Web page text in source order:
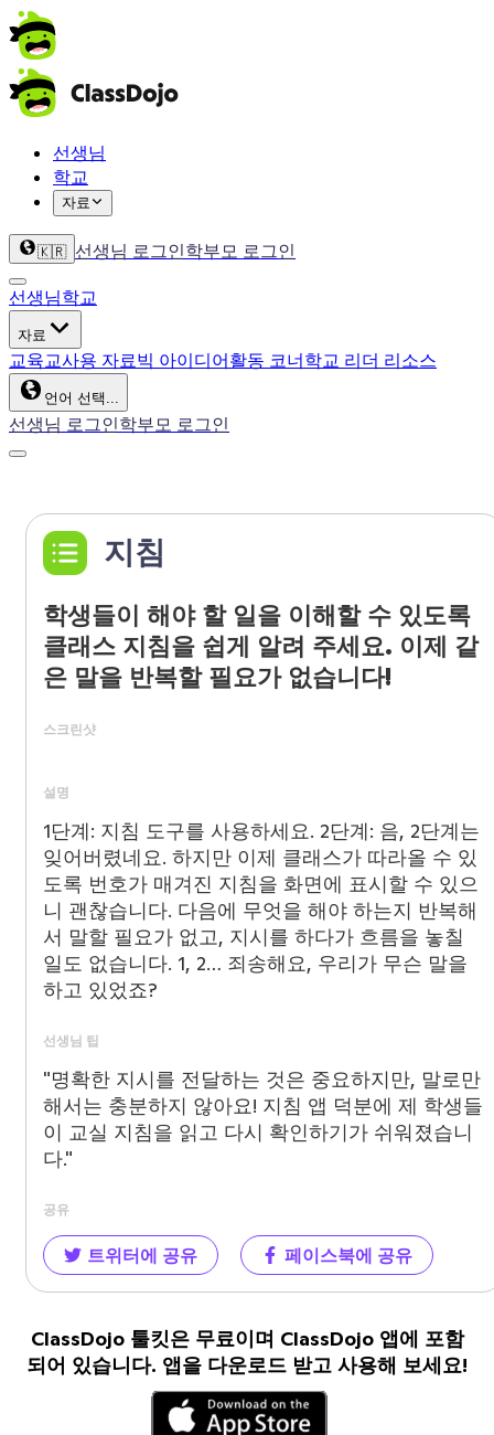
선생님
학교
자료
🇰🇷 선생님 로그인학부모 로그인
선생님학교
자료
교육교사용 자료빅 아이디어활동 코너학교 리더 리소스
언어 선택...
선생님 로그인학부모 로그인
지침
학생들이 해야 할 일을 이해할 수 있도록
클래스 지침을 쉽게 알려 주세요. 이제 같
은 말을 반복할 필요가 없습니다!
스크린샷
설명
1단계: 지침 도구를 사용하세요. 2단계: 음, 2단계는
잊어버렸네요. 하지만 이제 클래스가 따라올 수 있
도록 번호가 매겨진 지침을 화면에 표시할 수 있으
니 괜찮습니다. 다음에 무엇을 해야 하는지 반복해
서 말할 필요가 없고, 지시를 하다가 흐름을 놓칠
일도 없습니다. 1, 2… 죄송해요, 우리가 무슨 말을
하고 있었죠?
선생님 팁
"명확한 지시를 전달하는 것은 중요하지만, 말로만
해서는 충분하지 않아요! 지침 앱 덕분에 제 학생들
이 교실 지침을 읽고 다시 확인하기가 쉬워졌습니
다."
공유
트위터에 공유 페이스북에 공유
ClassDojo 툴킷은 무료이며 ClassDojo 앱에 포함
되어 있습니다. 앱을 다운로드 받고 사용해 보세요!